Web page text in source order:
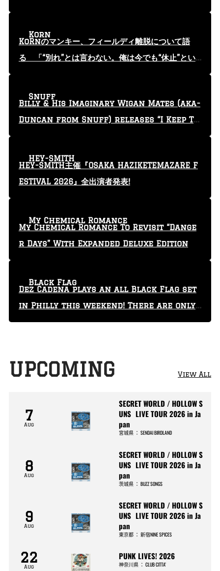
KoRnのマンキー、フィールディ離脱について語
る 「“別れ”とは言わない。俺は今でも“休止”とい
Korn
Billy & His Imaginary Wigan Mates (aka-
Duncan from Snuff) releases “I Keep Tr
Snuff
HEY-SMITH主催『OSAKA HAZIKETEMAZARE F
ESTIVAL 2026』全出演者発表!
HEY-SMITH
My Chemical Romance To Revisit “Dange
r Days” With Expanded Deluxe Edition
My Chemical Romance
Dez Cadena plays an all Black Flag set
in Philly this weekend! There are only
29 tickets left!
Black Flag
UPCOMING View All
7
Aug
SECRET WORLD / HOLLOW S
UNS LIVE TOUR 2026 in Ja
pan
宮城県 ：SENDAI BIRDLAND
8
Aug
SECRET WORLD / HOLLOW S
UNS LIVE TOUR 2026 in Ja
pan
茨城県 ：BUZZ SONGS
9
Aug
SECRET WORLD / HOLLOW S
UNS LIVE TOUR 2026 in Ja
pan
東京都 ：新宿NINE SPICES
22
Aug
PUNK LIVES! 2026
神奈川県 ：CLUB CITTA’